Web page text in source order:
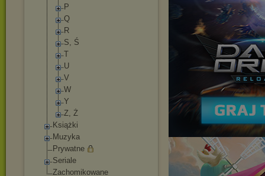
P
Q
R
S, Ś
T
U
V
W
Y
Z, Ż
Książki
Muzyka
Prywatne
Seriale
Zachomikowane